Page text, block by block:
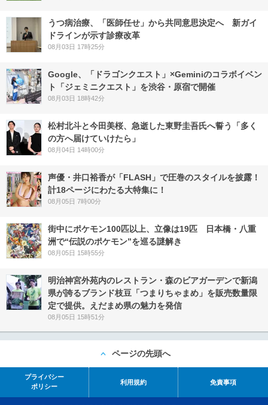
うつ病治療、「医師任せ」から共同意思決定へ 新ガイ
ドラインが示す診療改革
08月03日 17時25分
Google、「ドラゴンクエスト」×Geminiのコラボイベン
ト「ジェミニクエスト」を渋谷・原宿で開催
08月03日 18時42分
松村北斗と今田美桜、急逝した東野圭吾氏へ誓う「多く
の方へ届けていけたら」
08月04日 14時00分
声優・井口裕香が「FLASH」で圧巻のスタイルを披露！
計18ページにわたる大特集に！
08月05日 7時00分
街中にポケモン100匹以上、立像は19匹 日本橋・八重
洲で“伝説のポケモン”を巡る謎解き
08月05日 15時55分
明治神宮外苑内のレストラン・森のビアガーデンで新潟
県が誇るブランド枝豆「つまりちゃまめ」を販売数量限
定で提供。えだまめ県の魅力を発信
08月05日 15時51分
ページの先頭へ
プライバシー
ポリシー
利用規約 免責事項